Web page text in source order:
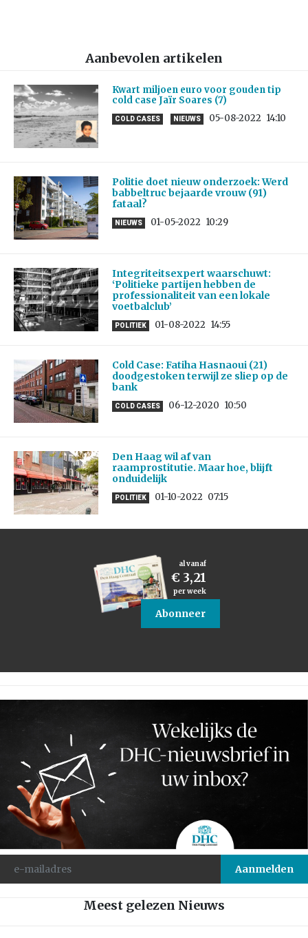
Aanbevolen artikelen
Kwart miljoen euro voor gouden tip
cold case Jaïr Soares (7)
COLD CASES NIEUWS 05-08-2022 14:10
Politie doet nieuw onderzoek: Werd
babbeltruc bejaarde vrouw (91)
fataal?
NIEUWS 01-05-2022 10:29
Integriteitsexpert waarschuwt:
‘Politieke partijen hebben de
professionaliteit van een lokale
voetbalclub’
POLITIEK 01-08-2022 14:55
Cold Case: Fatiha Hasnaoui (21)
doodgestoken terwijl ze sliep op de
bank
COLD CASES 06-12-2020 10:50
Den Haag wil af van
raamprostitutie. Maar hoe, blijft
onduidelijk
POLITIEK 01-10-2022 07:15
al vanaf
€ 3,21
per week
Abonneer
Meest gelezen Nieuws